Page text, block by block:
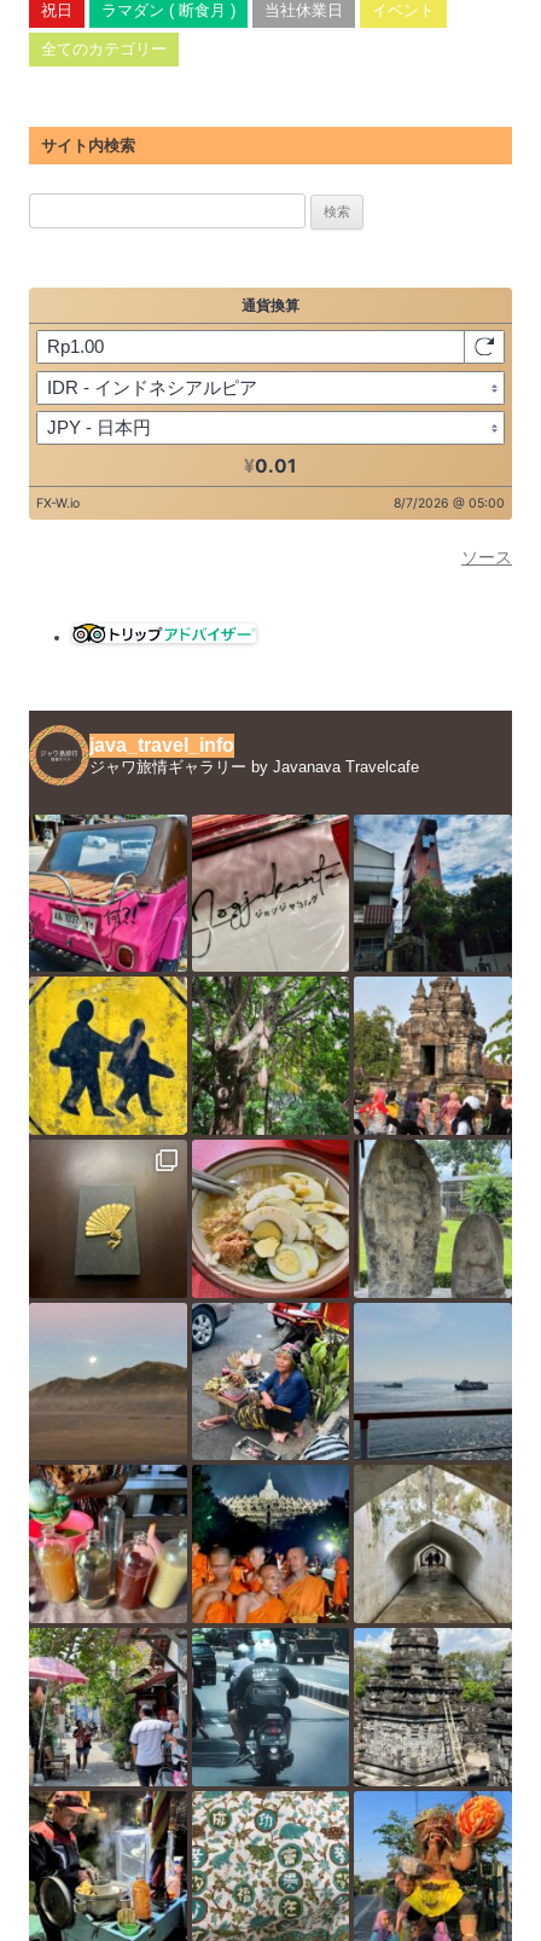
祝日 ラマダン ( 断食月 ) 当社休業日 イベント
全てのカテゴリー
サイト内検索
ソース
java_travel_info
ジャワ旅情ギャラリー by Javanava Travelcafe